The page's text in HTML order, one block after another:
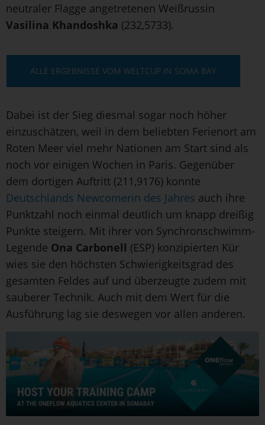
neutraler Flagge angetretenen Weißrussin
Vasilina Khandoshka (232,5733).
ALLE ERGEBNISSE VOM WELTCUP IN SOMA BAY
Dabei ist der Sieg diesmal sogar noch höher
einzuschätzen, weil in dem beliebten Ferienort am
Roten Meer viel mehr Nationen am Start sind als
noch vor einigen Wochen in Paris. Gegenüber
dem dortigen Auftritt (211,9176) konnte
Deutschlands Newcomerin des Jahres auch ihre
Punktzahl noch einmal deutlich um knapp dreißig
Punkte steigern. Mit ihrer von Synchronschwimm-
Legende Ona Carbonell (ESP) konzipierten Kür
wies sie den höchsten Schwierigkeitsgrad des
gesamten Feldes auf und überzeugte zudem mit
sauberer Technik. Auch mit dem Wert für die
Ausführung lag sie deswegen vor allen anderen.